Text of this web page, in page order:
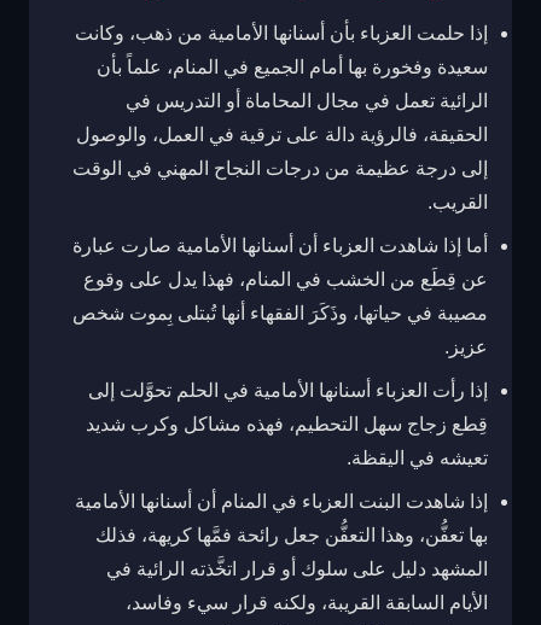
إذا حلمت العزباء بأن أسنانها الأمامية من ذهب، وكانت
سعيدة وفخورة بها أمام الجميع في المنام، علماً بأن
الرائية تعمل في مجال المحاماة أو التدريس في
الحقيقة، فالرؤية دالة على ترقية في العمل، والوصول
إلى درجة عظيمة من درجات النجاح المهني في الوقت
القريب.
أما إذا شاهدت العزباء أن أسنانها الأمامية صارت عبارة
عن قِطَع من الخشب في المنام، فهذا يدل على وقوع
مصيبة في حياتها، وذَكَرَ الفقهاء أنها تُبتلى بِموت شخص
عزيز.
إذا رأت العزباء أسنانها الأمامية في الحلم تحوَّلت إلى
قِطع زجاج سهل التحطيم، فهذه مشاكل وكرب شديد
تعيشه في اليقظة.
إذا شاهدت البنت العزباء في المنام أن أسنانها الأمامية
بها تعفُّن، وهذا التعفُّن جعل رائحة فمَّها كريهة، فذلك
المشهد دليل على سلوك أو قرار اتخَّذته الرائية في
الأيام السابقة القريبة، ولكنه قرار سيء وفاسد،